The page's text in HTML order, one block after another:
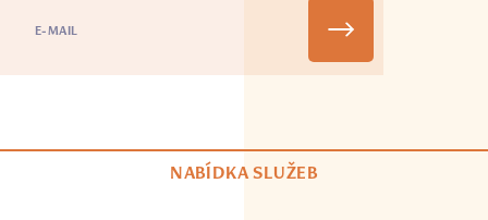
NABÍDKA SLUŽEB